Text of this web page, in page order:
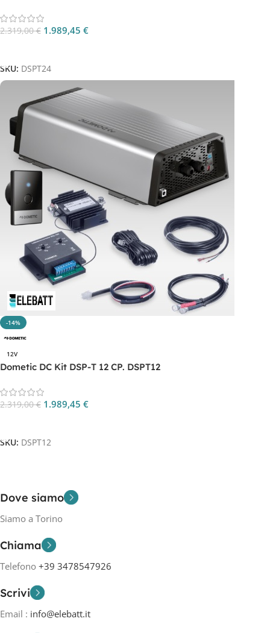
2.319,00€ 1.989,45 €
SKU: DSPT24
-14%
12V
Dometic DC Kit DSP-T 12 CP. DSPT12
2.319,00€ 1.989,45 €
SKU: DSPT12
Dove siamo
Siamo a Torino
Chiama
Telefono +39 3478547926
Scrivi
Email : info@elebatt.it